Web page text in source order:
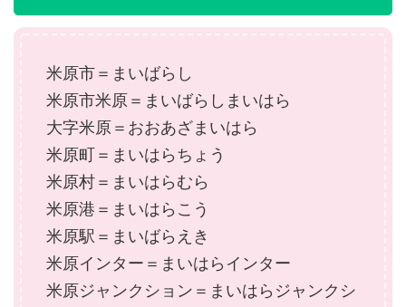
米原市＝まいばらし
米原市米原＝まいばらしまいはら
大字米原＝おおあざまいはら
米原町＝まいはらちょう
米原村＝まいはらむら
米原港＝まいはらこう
米原駅＝まいばらえき
米原インター＝まいはらインター
米原ジャンクション＝まいはらジャンクシ